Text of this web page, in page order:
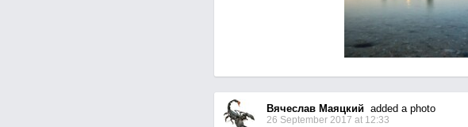
Вячеслав Маяцкийadded a photo
26 September 2017 at 12:33